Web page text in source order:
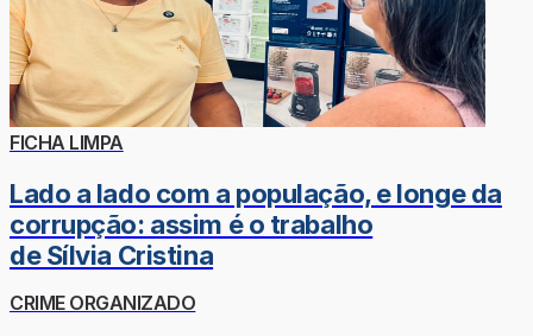
FICHA LIMPA
Lado a lado com a população, e longe da
corrupção: assim é o trabalho
de Sílvia Cristina
CRIME ORGANIZADO